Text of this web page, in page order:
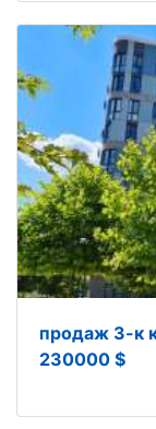
продаж 3-к
230000 $